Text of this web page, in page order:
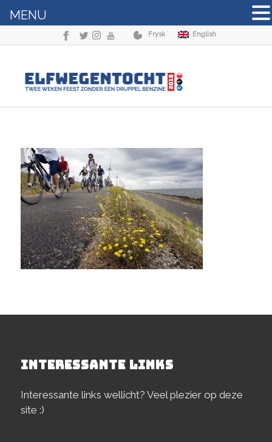
Frysk English
INTERESSANTE LINKS
Interessante links wellicht? Veel plezier op deze
site :)
MENU